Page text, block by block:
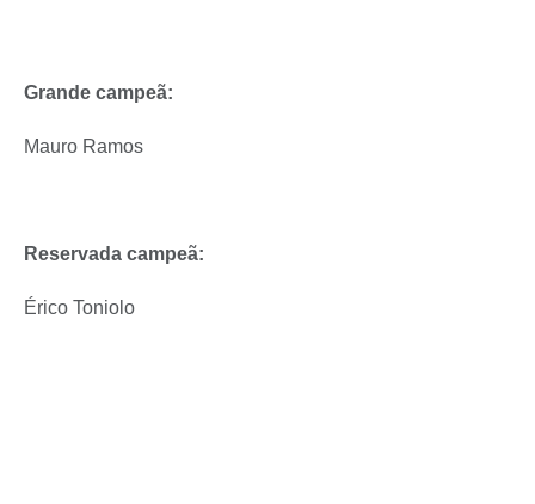
Grande campeã:
Mauro Ramos
Reservada campeã:
Érico Toniolo